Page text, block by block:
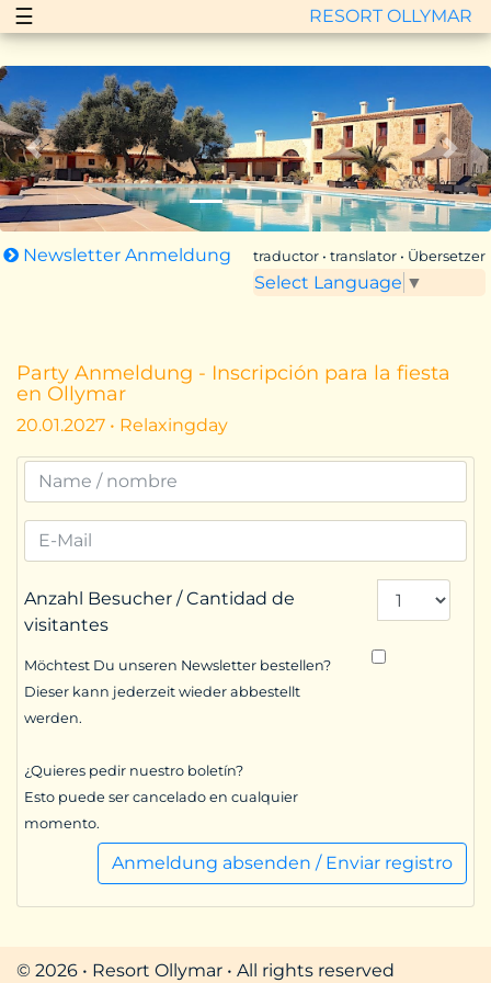
☰ RESORT OLLYMAR
Zurück Vor
Newsletter Anmeldung traductor • translator • Übersetzer
Select Language ▼
Party Anmeldung - Inscripción para la fiesta
en Ollymar
20.01.2027 • Relaxingday
Anzahl Besucher / Cantidad de
visitantes
Möchtest Du unseren Newsletter bestellen?
Dieser kann jederzeit wieder abbestellt
werden.
¿Quieres pedir nuestro boletín?
Esto puede ser cancelado en cualquier
momento.
Anmeldung absenden / Enviar registro
© 2026 • Resort Ollymar • All rights reserved